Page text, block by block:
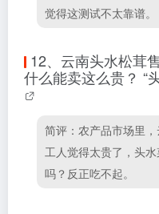
觉得这测试不太靠谱。
12、 云南头水松茸
什么能卖这么贵？ “
简评：农产品市场里
工人觉得太贵了，头
吗？反正吃不起。